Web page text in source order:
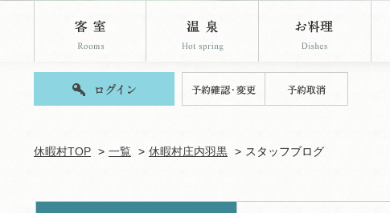
休暇村TOP 一覧 休暇村庄内羽黒 スタッフブログ